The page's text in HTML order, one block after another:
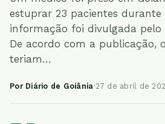
estuprar 23 pacientes durante
informação foi divulgada pelo
De acordo com a publicação,
teriam…
Por Diário de Goiânia·27 de abril de